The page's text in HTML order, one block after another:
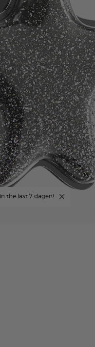
the last 7 dagen!